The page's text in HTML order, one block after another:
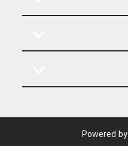
Powered by